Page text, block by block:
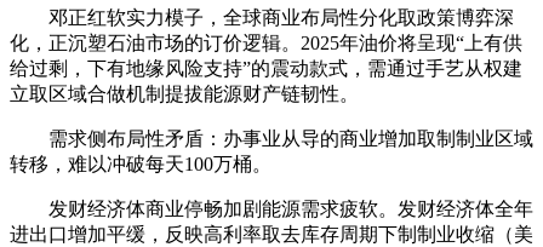
邓正红软实力模子，全球商业布局性分化取政策博弈深
化，正沉塑石油市场的订价逻辑。2025年油价将呈现“上有供
给过剩，下有地缘风险支持”的震动款式，需通过手艺从权建
立取区域合做机制提拔能源财产链韧性。
‌需求侧布局性矛盾‌：办事业从导的商业增加取制制业区域
转移，难以冲破每天100万桶。
‌发财经济体商业停畅加剧能源需求疲软‌。发财经济体全年
进出口增加平缓，反映高利率取去库存周期下制制业收缩（美